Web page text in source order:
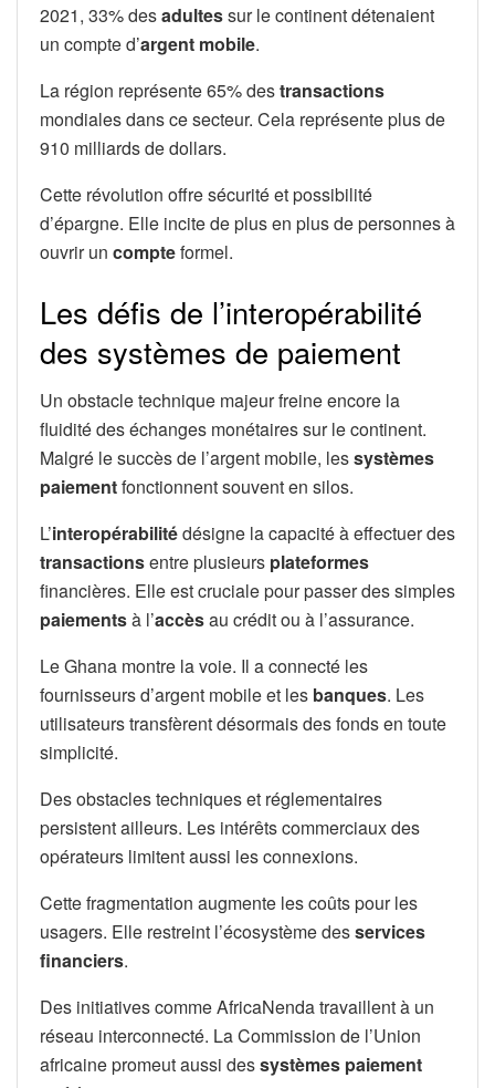
2021, 33% desadultessur le continent détenaient
un compte d’argent mobile.
La région représente 65% destransactions
mondiales dans ce secteur. Cela représente plus de
910 milliards de dollars.
Cette révolution offre sécurité et possibilité
d’épargne. Elle incite de plus en plus de personnes à
ouvrir un compteformel.
Les défis de l’interopérabilité
des systèmes de paiement
Un obstacle technique majeur freine encore la
fluidité des échanges monétaires sur le continent.
Malgré le succès de l’argent mobile, lessystèmes
paiementfonctionnent souvent en silos.
L’interopérabilitédésigne la capacité à effectuer des
transactionsentre plusieurs plateformes
financières. Elle est cruciale pour passer des simples
paiementsà l’accèsau crédit ou à l’assurance.
Le Ghana montre la voie. Il a connecté les
fournisseurs d’argent mobile et les banques. Les
utilisateurs transfèrent désormais des fonds en toute
simplicité.
Des obstacles techniques et réglementaires
persistent ailleurs. Les intérêts commerciaux des
opérateurs limitent aussi les connexions.
Cette fragmentation augmente les coûts pour les
usagers. Elle restreint l’écosystème desservices
financiers.
Des initiatives comme AfricaNenda travaillent à un
réseau interconnecté. La Commission de l’Union
africaine promeut aussi dessystèmes paiement